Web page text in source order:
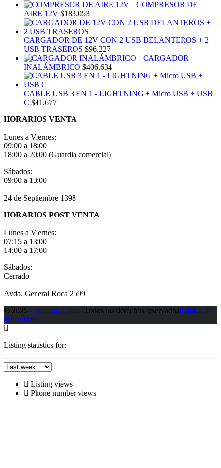
COMPRESOR DE
AIRE 12V $183.053
CARGADOR DE 12V CON 2 USB DELANTEROS + 2
USB TRASEROS $96.227
CARGADOR
INALÁMBRICO $406.634
CABLE USB 3 EN 1 - LIGHTNING + Micro USB + USB
C $41.677
HORARIOS VENTA
Lunes a Viernes:
09:00 a 18:00
18:00 a 20:00 (Guardia comercial)
Sábados:
09:00 a 13:00
24 de Septiembre 1398
HORARIOS POST VENTA
Lunes a Viernes:
07:15 a 13:00
14:00 a 17:00
Sábados:
Cerrado
Avda. General Roca 2599
© 2025 Fortunato FortinoTodos los derechos reservadosPolítica de
privacidad
Listing statistics for:
Listing views
Phone number views